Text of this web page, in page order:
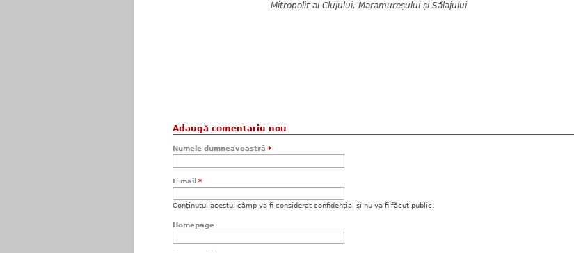
Mitropolit al Clujului, Maramureșului și Sălajului
Adaugă comentariu nou
Numele dumneavoastră *
E-mail *
Conţinutul acestui câmp va fi considerat confidenţial şi nu va fi făcut public.
Homepage